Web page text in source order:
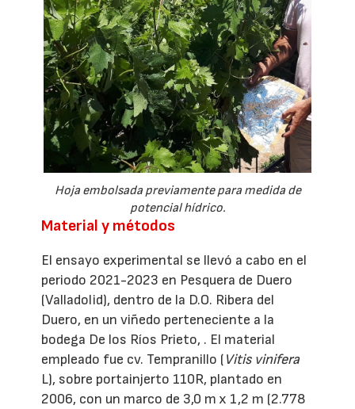
Hoja embolsada previamente para medida de
potencial hídrico.
Material y métodos
El ensayo experimental se llevó a cabo en el
periodo 2021-2023 en Pesquera de Duero
(Valladolid), dentro de la D.O. Ribera del
Duero, en un viñedo perteneciente a la
bodega De los Ríos Prieto, . El material
empleado fue cv. Tempranillo (Vitis vinifera
L), sobre portainjerto 110R, plantado en
2006, con un marco de 3,0 m x 1,2 m (2.778